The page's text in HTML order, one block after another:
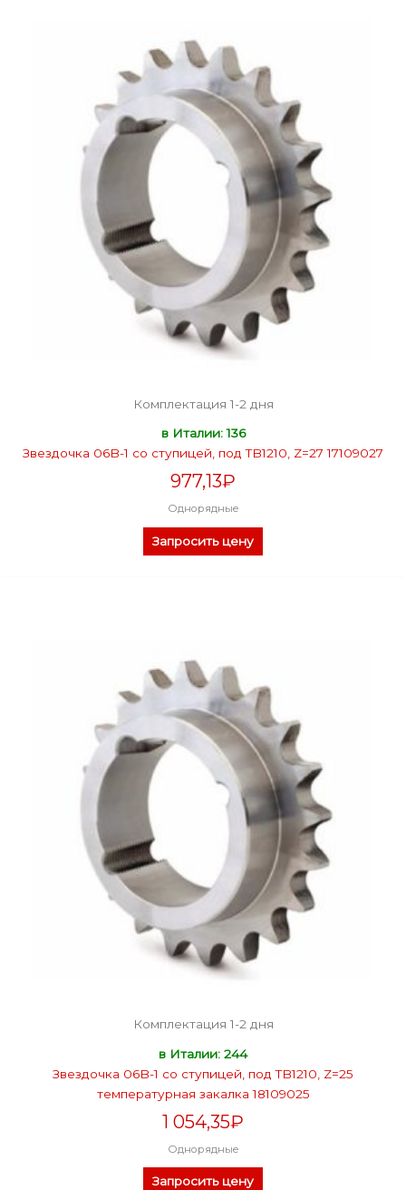
Комплектация 1-2 дня
в Италии: 136
Звездочка 06B-1 со ступицей, под TB1210, Z=27 17109027
977,13₽
Однорядные
Запросить цену
Комплектация 1-2 дня
в Италии: 244
Звездочка 06B-1 со ступицей, под TB1210, Z=25
температурная закалка 18109025
1 054,35₽
Однорядные
Запросить цену